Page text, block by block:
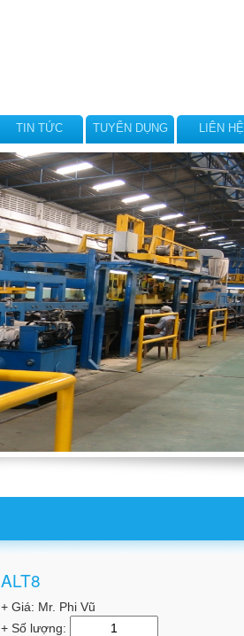
TIN TỨC TUYỂN DỤNG LIÊN HỆ
ALT8
+ Giá: Mr. Phi Vũ
+ Số lượng: